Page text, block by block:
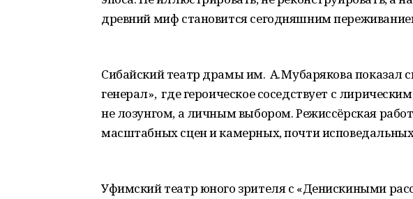
древний миф становится сегодняшним
Сибайский театр драмы им. А. Мубарякова показал
генерал», где героическое соседствует с
не лозунгом, а личным выбором. Режиссёрская
масштабных сцен и камерных, почти
Уфимский театр юного зрителя с «Денискиными